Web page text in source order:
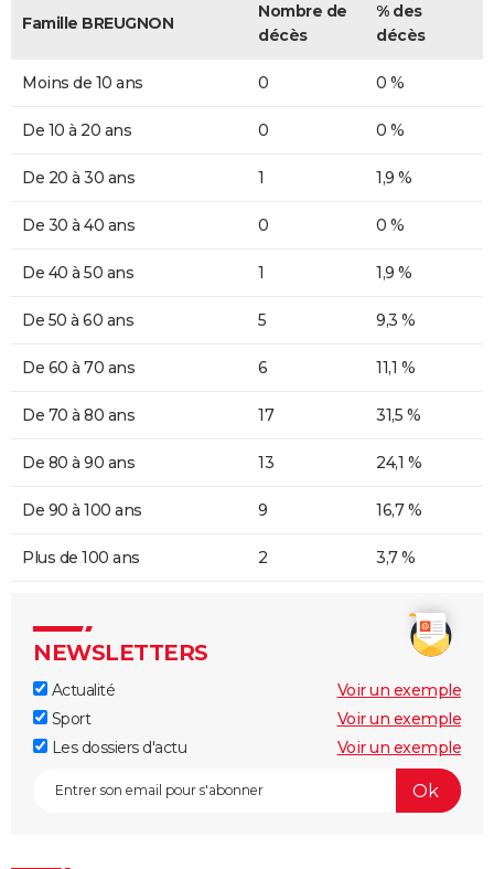
Famille BREUGNON
Nombre de
décès
% des
décès
Moins de 10 ans 0 0 %
De 10 à 20 ans 0 0 %
De 20 à 30 ans 1 1,9 %
De 30 à 40 ans 0 0 %
De 40 à 50 ans 1 1,9 %
De 50 à 60 ans 5 9,3 %
De 60 à 70 ans 6 11,1 %
De 70 à 80 ans 17 31,5 %
De 80 à 90 ans 13 24,1 %
De 90 à 100 ans 9 16,7 %
Plus de 100 ans 2 3,7 %
NEWSLETTERS
Actualité
Voir un exemple
Sport
Voir un exemple
Les dossiers d'actu
Voir un exemple